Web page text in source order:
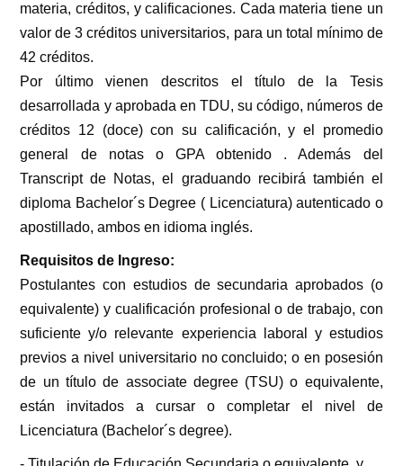
materia, créditos, y calificaciones. Cada materia tiene un
valor de 3 créditos universitarios, para un total mínimo de
42 créditos.
Por último vienen descritos el título de la Tesis
desarrollada y aprobada en TDU, su código, números de
créditos 12 (doce) con su calificación, y el promedio
general de notas o GPA obtenido . Además del
Transcript de Notas, el graduando recibirá también el
diploma Bachelor´s Degree ( Licenciatura) autenticado o
apostillado, ambos en idioma inglés.
Requisitos de Ingreso:
Postulantes con estudios de secundaria aprobados (o
equivalente) y cualificación profesional o de trabajo, con
suficiente y/o relevante experiencia laboral y estudios
previos a nivel universitario no concluido; o en posesión
de un título de associate degree (TSU) o equivalente,
están invitados a cursar o completar el nivel de
Licenciatura (Bachelor´s degree).